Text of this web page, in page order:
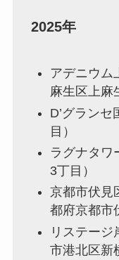
2025年
アデニウム
麻生区上麻
D’グラン
目）
ラグナタワ
3丁目）
京都市伏見
都府京都市
リステージ
市港北区新